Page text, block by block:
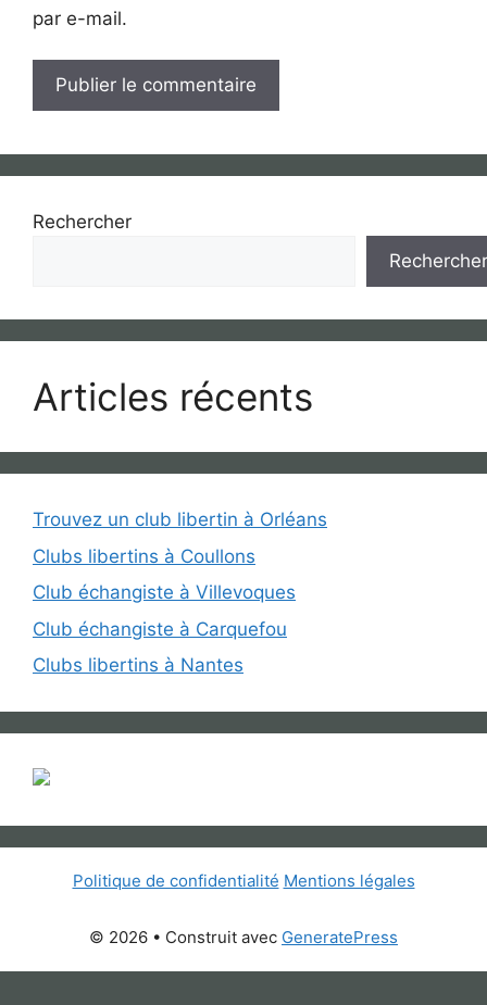
par e-mail.
Rechercher
Rechercher
Articles récents
Trouvez un club libertin à Orléans
Clubs libertins à Coullons
Club échangiste à Villevoques
Club échangiste à Carquefou
Clubs libertins à Nantes
Politique de confidentialité Mentions légales
© 2026 • Construit avec GeneratePress